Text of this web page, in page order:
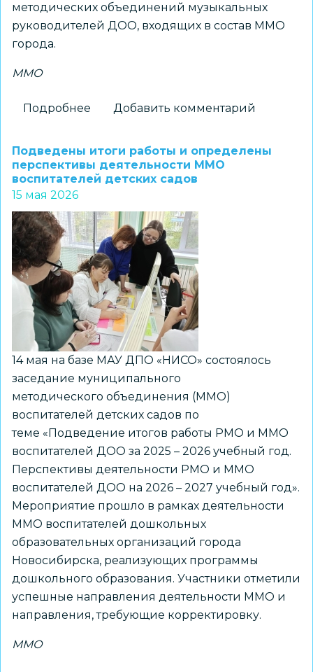
методических объединений музыкальных
руководителей ДОО, входящих в состав ММО
города.
ММО
Подробнее
заседание
ММО
музыкальных
ДОО
города
Новосибирска
Добавить комментарий
Подведены итоги работы и определены
перспективы деятельности ММО
воспитателей детских садов
15 мая 2026
14 мая на базе МАУ ДПО «НИСО» состоялось
заседание муниципального
методического объединения (ММО)
воспитателей детских садов по
теме «Подведение итогов работы РМО и ММО
воспитателей ДОО за 2025 – 2026 учебный год.
Перспективы деятельности РМО и ММО
воспитателей ДОО на 2026 – 2027 учебный год».
Мероприятие прошло в рамках деятельности
ММО воспитателей дошкольных
образовательных организаций города
Новосибирска, реализующих программы
дошкольного образования. Участники отметили
успешные направления деятельности ММО и
направления, требующие корректировку.
ММО